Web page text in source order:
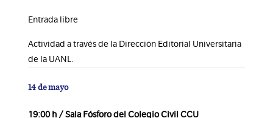
Entrada libre
Actividad a través de la Dirección Editorial Universitaria
de la UANL.
14 de mayo
19:00 h / Sala Fósforo del Colegio Civil CCU